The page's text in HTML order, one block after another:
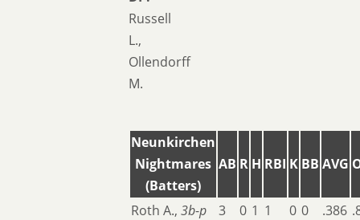
Russell
L.,
Ollendorff
M.
Neunkirchen
Nightmares
(Batters)
AB R H RBI K BB AVG
Roth A., 3b-p 3 0 1 1 0 0 .386